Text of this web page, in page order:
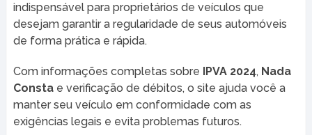
indispensável para proprietários de veículos que
desejam garantir a regularidade de seus automóveis
de forma prática e rápida.
Com informações completas sobre IPVA 2024, Nada
Constae verificação de débitos, o site ajuda você a
manter seu veículo em conformidade com as
exigências legais e evita problemas futuros.